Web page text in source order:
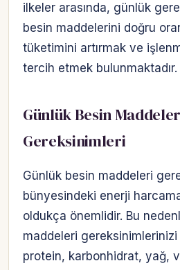
ilkeler arasında, günlük
besin maddelerini doğru
tüketimini artırmak ve
tercih etmek bulunmaktadır.
Günlük Besin
Gereksinimleri
Günlük besin maddeleri
bünyesindeki enerji
oldukça önemlidir. Bu
maddeleri gereksinimlerinizi
protein, karbonhidrat, yağ,